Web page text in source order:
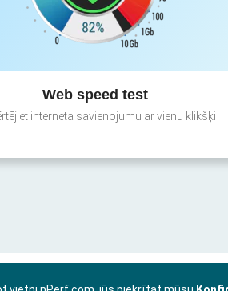
Web speed test
interneta savienojumu ar vienu klikšķi